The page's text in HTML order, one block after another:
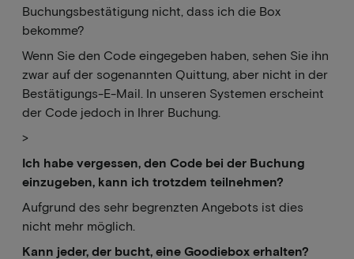
Buchungsbestätigung nicht, dass ich die Box
bekomme?
Wenn Sie den Code eingegeben haben, sehen Sie ihn
zwar auf der sogenannten Quittung, aber nicht in der
Bestätigungs-E-Mail. In unseren Systemen erscheint
der Code jedoch in Ihrer Buchung.
>
Ich habe vergessen, den Code bei der Buchung
einzugeben, kann ich trotzdem teilnehmen?
Aufgrund des sehr begrenzten Angebots ist dies
nicht mehr möglich.
Kann jeder, der bucht, eine Goodiebox erhalten?